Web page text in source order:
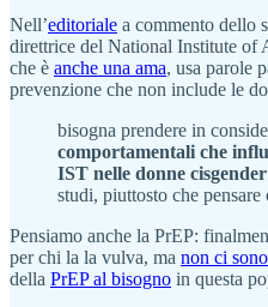
Nell’editoriale a commento dello
direttrice del National Institute of
che è anche una ama, usa parole
prevenzione che non include le
bisogna prendere in
comportamentali che
IST nelle donne cisgender
studi, piuttosto che pensare
Pensiamo anche la PrEP:
per chi la la vulva, ma non ci
della PrEP al bisogno in questa